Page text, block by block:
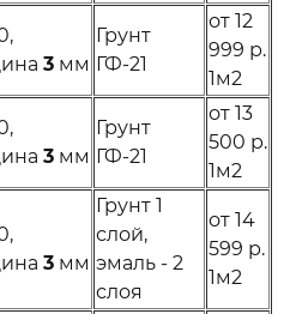
3 мм
Грунт
ГФ-21
от 12
999 р.
1м2
3 мм
Грунт
ГФ-21
от 13
500 р.
1м2
3 мм
Грунт 1
слой,
эмаль - 2
слоя
от 14
599 р.
1м2